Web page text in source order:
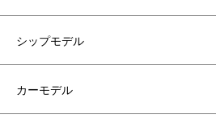
シップモデル
カーモデル